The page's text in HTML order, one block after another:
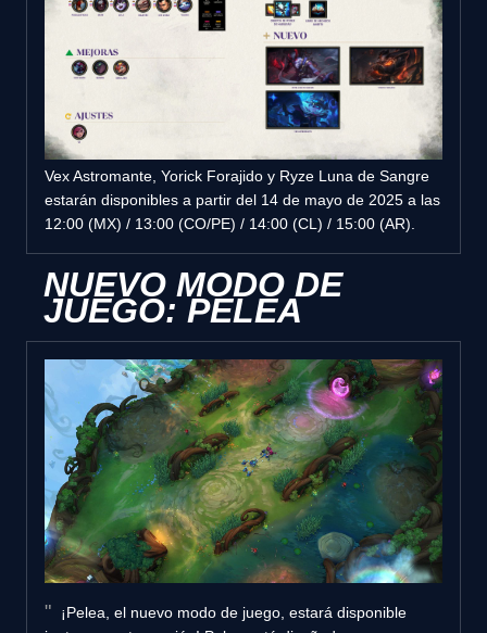
Vex Astromante, Yorick Forajido y Ryze Luna de Sangre
estarán disponibles a partir del 14 de mayo de 2025 a las
12:00 (MX) / 13:00 (CO/PE) / 14:00 (CL) / 15:00 (AR).
NUEVO MODO DE
JUEGO: PELEA
¡Pelea, el nuevo modo de juego, estará disponible